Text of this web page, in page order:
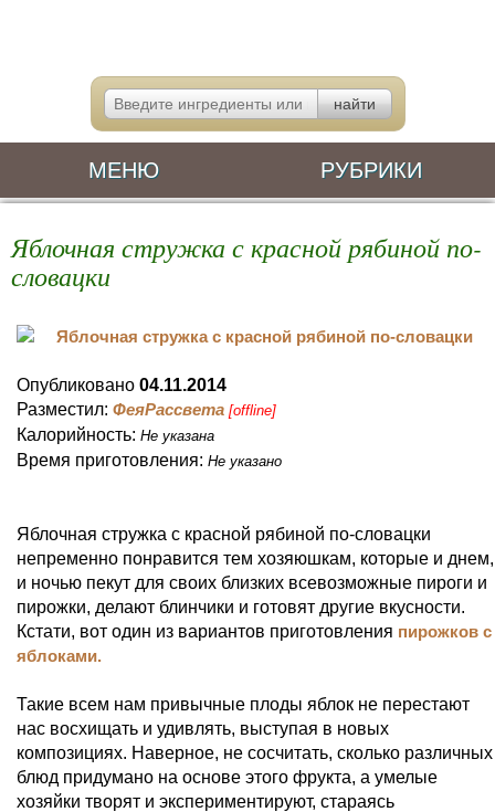
МЕНЮ РУБРИКИ
Яблочная стружка с красной рябиной по-
словацки
Опубликовано 04.11.2014
Разместил: ФеяРассвета [offline]
Калорийность: Не указана
Время приготовления: Не указано
Яблочная стружка с красной рябиной по-словацки
непременно понравится тем хозяюшкам, которые и днем,
и ночью пекут для своих близких всевозможные пироги и
пирожки, делают блинчики и готовят другие вкусности.
Кстати, вот один из вариантов приготовления пирожков с
яблоками.
Такие всем нам привычные плоды яблок не перестают
нас восхищать и удивлять, выступая в новых
композициях. Наверное, не сосчитать, сколько различных
блюд придумано на основе этого фрукта, а умелые
хозяйки творят и экспериментируют, стараясь